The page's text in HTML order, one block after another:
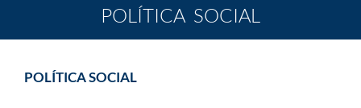
POLÍTICA SOCIAL
POLÍTICA SOCIAL